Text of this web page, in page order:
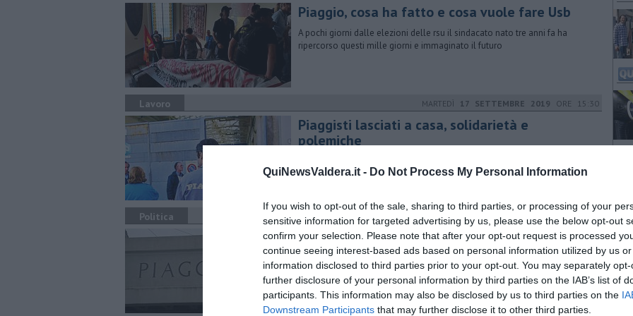
QuiNewsValdera.it - Do Not Process My Personal Information
If you wish to opt-out of the sale, sharing to third parties, or processing of your
sensitive information for targeted advertising by us, please use the below opt-out
confirm your selection. Please note that after your opt-out request is processed
continue seeing interest-based ads based on personal information utilized by us
information disclosed to third parties prior to your opt-out. You may separately
further disclosure of your personal information by third parties on the IAB’s list of
participants. This information may also be disclosed by us to third parties on the
Downstream Participants that may further disclose it to other third parties.
Piaggio, cosa ha fatto e cosa vuole fare Usb
A pochi giorni dalle elezioni delle rsu il sindacato nato tre anni fa ha
ripercorso questi mille giorni e immaginato il futuro
Lavoro MARTEDÌ 17 SETTEMBRE 2019 ORE 15:30
Piaggisti lasciati a casa, solidarietà e
polemiche
generale di base, e dal Partito Comunista, che critica l'Usb
Politica GIOVEDÌ 06 FEBBRAIO 2020 ORE 08:30
Il Prc dalla parte dei lavoratori Piaggio
"Dalla parte dei lavoratori e delle RSU Piaggio; contro la sottrazione dei
diritti e per la democrazia sindacale", dice il partito